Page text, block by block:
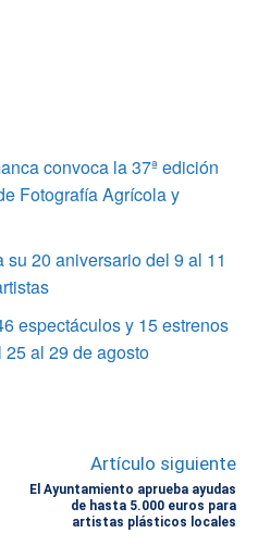
convoca la 37ª edición
Fotografía Agrícola y
20 aniversario del 9 al 11
espectáculos y 15 estrenos
al 29 de agosto
Artículo siguiente
El Ayuntamiento aprueba ayudas
de hasta 5.000 euros para
artistas plásticos locales